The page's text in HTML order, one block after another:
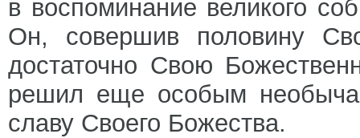
в воспоминание великого
Он, совершив половину
достаточно Свою
решил еще особым
славу Своего Божества.